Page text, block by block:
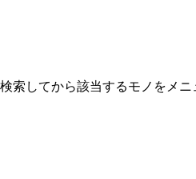
索してから該当するモノをメ